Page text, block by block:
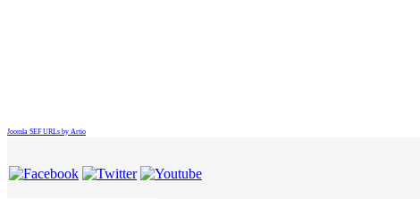
Joomla SEF URLs by Artio